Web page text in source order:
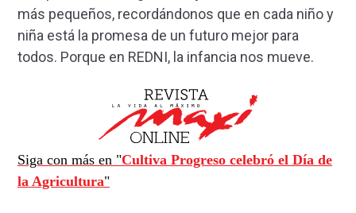
más pequeños, recordándonos que en cada niño y
niña está la promesa de un futuro mejor para
todos. Porque en REDNI, la infancia nos mueve.
Siga con más en "Cultiva Progreso celebró el Día de
la Agricultura"